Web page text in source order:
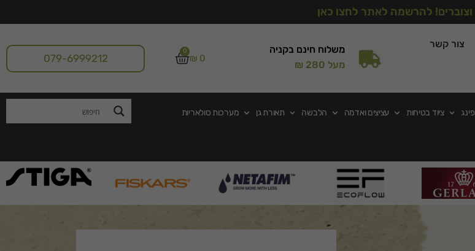
וצוברים! להרשמה לאתר לחצו כאן
צור קשר
משלוח חינם בקניה
מעל 280 ₪
₪0
0
079-6999212
ציוד בטיחות עציצים ואדמה הלבשה תאורת גן מערכות סולאריות